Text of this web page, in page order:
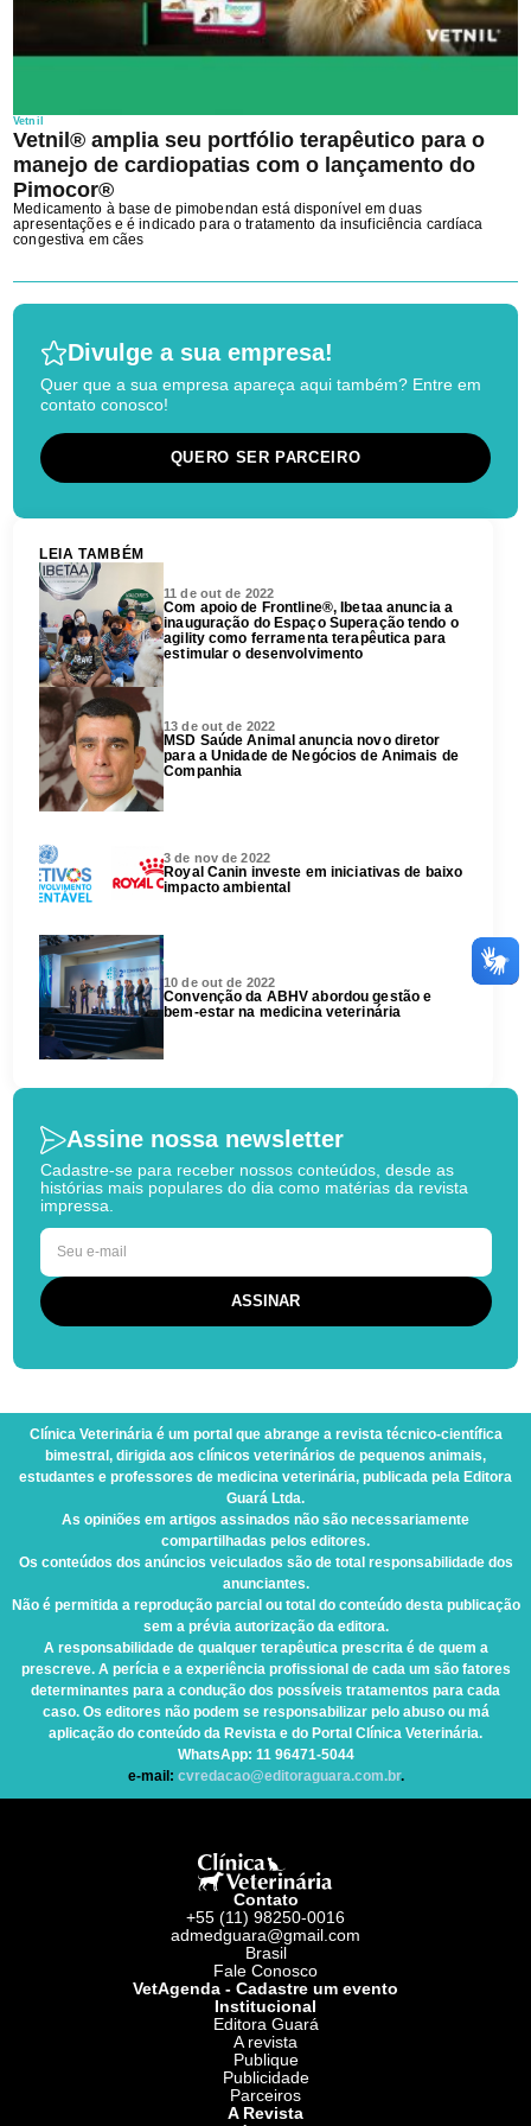
Vetnil
Vetnil® amplia seu portfólio terapêutico para o
manejo de cardiopatias com o lançamento do
Pimocor®
Medicamento à base de pimobendan está disponível em duas
apresentações e é indicado para o tratamento da insuficiência cardíaca
congestiva em cães
Divulge a sua empresa!
Quer que a sua empresa apareça aqui também? Entre em
contato conosco!
QUERO SER PARCEIRO
LEIA TAMBÉM
11 de out de 2022
Com apoio de Frontline®, Ibetaa anuncia a
inauguração do Espaço Superação tendo o
agility como ferramenta terapêutica para
estimular o desenvolvimento
13 de out de 2022
MSD Saúde Animal anuncia novo diretor
para a Unidade de Negócios de Animais de
Companhia
3 de nov de 2022
Royal Canin investe em iniciativas de baixo
impacto ambiental
10 de out de 2022
Convenção da ABHV abordou gestão e
bem-estar na medicina veterinária
Assine nossa newsletter
Cadastre-se para receber nossos conteúdos, desde as
histórias mais populares do dia como matérias da revista
impressa.
Clínica Veterinária é um portal que abrange a revista técnico-científica
bimestral, dirigida aos clínicos veterinários de pequenos animais,
estudantes e professores de medicina veterinária, publicada pela Editora
Guará Ltda.
As opiniões em artigos assinados não são necessariamente
compartilhadas pelos editores.
Os conteúdos dos anúncios veiculados são de total responsabilidade dos
anunciantes.
Não é permitida a reprodução parcial ou total do conteúdo desta publicação
sem a prévia autorização da editora.
A responsabilidade de qualquer terapêutica prescrita é de quem a
prescreve. A perícia e a experiência profissional de cada um são fatores
determinantes para a condução dos possíveis tratamentos para cada
caso. Os editores não podem se responsabilizar pelo abuso ou má
aplicação do conteúdo da Revista e do Portal Clínica Veterinária.
WhatsApp: 11 96471-5044
e-mail: cvredacao@editoraguara.com.br.
Contato
+55 (11) 98250-0016
admedguara@gmail.com
Brasil
Fale Conosco
VetAgenda - Cadastre um evento
Institucional
Editora Guará
A revista
Publique
Publicidade
Parceiros
A Revista